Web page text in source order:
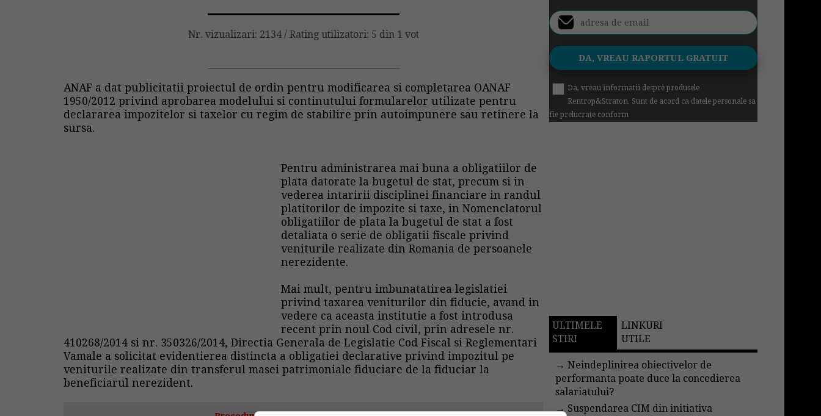
Nr. vizualizari: 2134/ Rating utilizatori: 5 din 1 vot
ANAF a dat publicitatii proiectul de ordin pentru modificarea si completarea OANAF
1950/2012 privind aprobarea modelului si continutului formularelor utilizate pentru
declararea impozitelor si taxelor cu regim de stabilire prin autoimpunere sau retinere la
sursa.
Pentru administrarea mai buna a obligatiilor de
plata datorate la bugetul de stat, precum si in
vederea intaririi disciplinei financiare in randul
platitorilor de impozite si taxe, in Nomenclatorul
obligatiilor de plata la bugetul de stat a fost
detaliata o serie de obligatii fiscale privind
veniturile realizate din Romania de persoanele
nerezidente.
Mai mult, pentru imbunatatirea legislatiei
privind taxarea veniturilor din fiducie, avand in
vedere ca aceasta institutie a fost introdusa
recent prin noul Cod civil, prin adresele nr.
410268/2014 si nr. 350326/2014, Directia Generala de Legislatie Cod Fiscal si Reglementari
Vamale a solicitat evidentierea distincta a obligatiei declarative privind impozitul pe
veniturile realizate din transferul masei patrimoniale fiduciare de la fiduciar la
beneficiarul nerezident.
Da, vreau informatii despre produsele
Rentrop&Straton. Sunt de acord ca datele personale sa
fie prelucrate conform
ULTIMELE
STIRI
LINKURI
UTILE
→Neindeplinirea obiectivelor de
performanta poate duce la concedierea
salariatului?
→ Suspendarea CIM din initiativa